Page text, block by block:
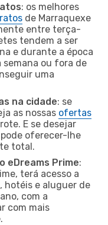
: os melhores
de Marraquexe
entre terça-
tendem a ser
e durante a época
semana ou fora de
uma
na cidade: se
as nossas ofertas
E se desejar
oferecer-lhe
total.
eDreams Prime:
terá acesso a
hotéis e aluguer de
com a
com mais